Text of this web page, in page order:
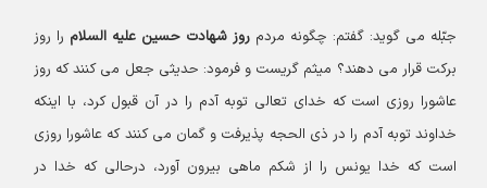
جبّله می گوید: گفتم: چگونه مردمروز شهادت حسین علیه السلامرا روز
برکت قرار می دهند؟ میثم گریست و فرمود: حدیثی جعل می کنند که روز
عاشورا روزی است که خدای تعالی توبه آدم را در آن قبول کرد، با اینکه
خداوند توبه آدم را در ذی الحجه پذیرفت و گمان می کنند که عاشورا روزی
است که خدا یونس را از شکم ماهی بیرون آورد، درحالی که خدا در